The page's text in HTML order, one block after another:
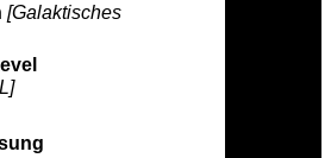
[Galaktisches